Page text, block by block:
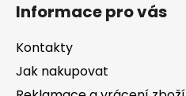
Informace pro vás
Kontakty
Jak nakupovat